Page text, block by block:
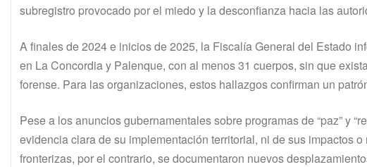
subregistro provocado por el miedo y la desconfianza hacia las
A finales de 2024 e inicios de 2025, la Fiscalía General del Estado
en La Concordia y Palenque, con al menos 31 cuerpos, sin que
forense. Para las organizaciones, estos hallazgos confirman un
Pese a los anuncios gubernamentales sobre programas de “paz” y
evidencia clara de su implementación territorial, ni de sus impactos
fronterizas, por el contrario, se documentaron nuevos